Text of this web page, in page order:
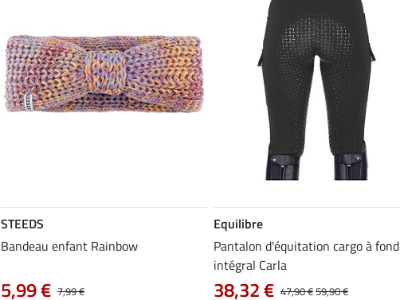
STEEDS
Bandeau enfant Rainbow
7,99 €
5,99 €
Equilibre
Pantalon d'équitation cargo à fond
intégral Carla
47,90 €59,90 €
38,32 €